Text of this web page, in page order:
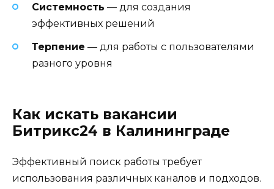
Системность — для создания
эффективных решений
Терпение — для работы с пользователями
разного уровня
Как искать вакансии
Битрикс24 в Калининграде
Эффективный поиск работы требует
использования различных каналов и подходов.